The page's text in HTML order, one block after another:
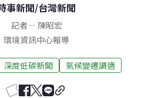
事新聞/台灣新聞
記者— 陳昭宏
環境資訊中心報導
深度低碳新聞 氣候變遷調適